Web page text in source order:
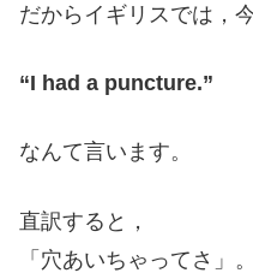
だからイギリスでは，
“I had a puncture.”
なんて言います。
直訳すると，
「穴あいちゃってさ」。